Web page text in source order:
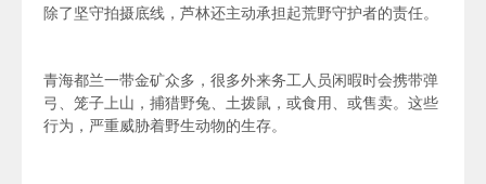
除了坚守拍摄底线，芦林还主动承担起荒野守护者的责任。
青海都兰一带金矿众多，很多外来务工人员闲暇时会携带弹
弓、笼子上山，捕猎野兔、土拨鼠，或食用、或售卖。这些
行为，严重威胁着野生动物的生存。